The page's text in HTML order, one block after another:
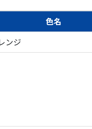
色名
ンジ